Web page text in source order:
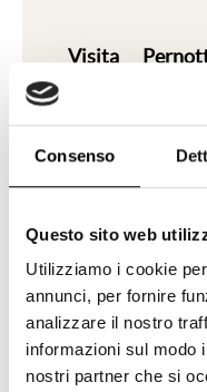
Consenso
Questo sito web
Utilizziamo i cookie
annunci, per fornire
analizzare il nostro
informazioni sul modo
nostri partner che si
Visita